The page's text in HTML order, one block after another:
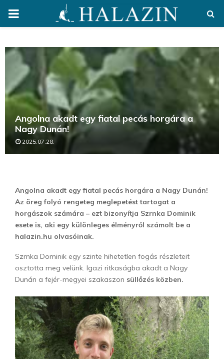
PRIMARY
Angolna akadt egy fiatal pecás horgára a
Nagy Dunán!
2025.07.28.
Angolna akadt egy fiatal pecás horgára a Nagy Dunán!
Az öreg folyó rengeteg meglepetést tartogat a
horgászok számára – ezt bizonyítja Szrnka Dominik
esete is, aki egy különleges élményről számolt be a
halazin.hu olvasóinak.
Szrnka Dominik egy szinte hihetetlen fogás részleteit
osztotta meg velünk. Igazi ritkaságba akadt a Nagy
Dunán a fejér-megyei szakaszon süllőzés közben.